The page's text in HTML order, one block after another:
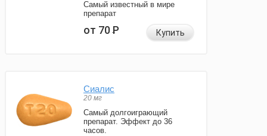
Самый известный в мире
препарат
от 70Р Купить
Сиалис
20 мг
Самый долгоиграющий
препарат. Эффект до 36
часов.